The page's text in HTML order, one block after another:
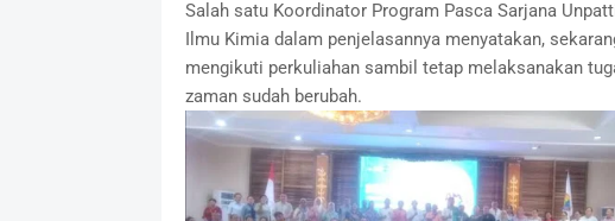
Salah satu Koordinator Program Pasca Sarjana
Ilmu Kimia dalam penjelasannya menyatakan,
mengikuti perkuliahan sambil tetap melaksanakan
zaman sudah berubah.